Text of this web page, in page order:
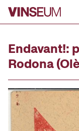
Go to content
Endavant!:
Rodona